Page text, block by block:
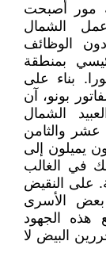
مور أصبحت
عمل الشمال
الوظائف
بمنطقة
بناء على
‏بونو، آن
الشمال
‏عشر والثامن
يميلون إلى
في الغالب
على النقيض
الأسرى
هذه الجهود
البيض لا